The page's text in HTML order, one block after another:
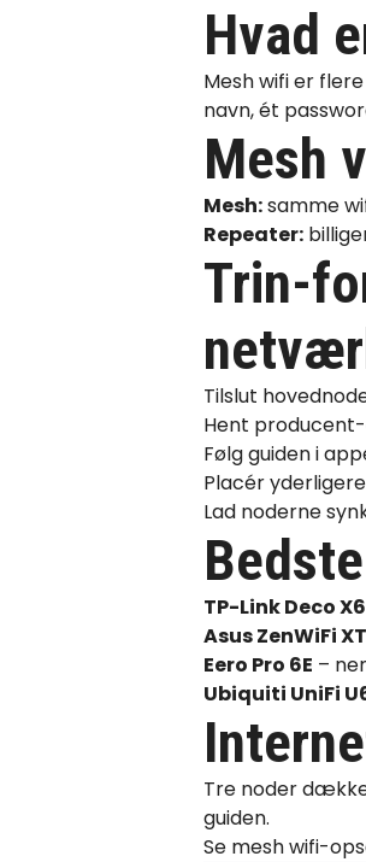
Hvad
Mesh wifi er
navn, ét
Mesh
Mesh:samme
Repeater:
Trin-
Tilslut
Hent producent-
Følg guiden i
Placér
Lad noderne
TP-Link Deco
Asus ZenWiFi
Eero Pro 6E –
Ubiquiti UniFi
Tre noder
guiden.
Se mesh wifi-